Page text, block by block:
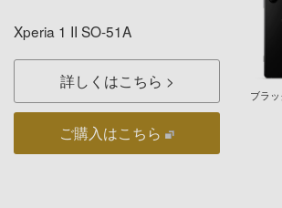
Xperia 1 II SO-51A
詳しくはこちら
ご購入はこちら
ブラ